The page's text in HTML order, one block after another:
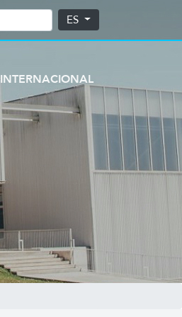
ES
INTERNACIONAL